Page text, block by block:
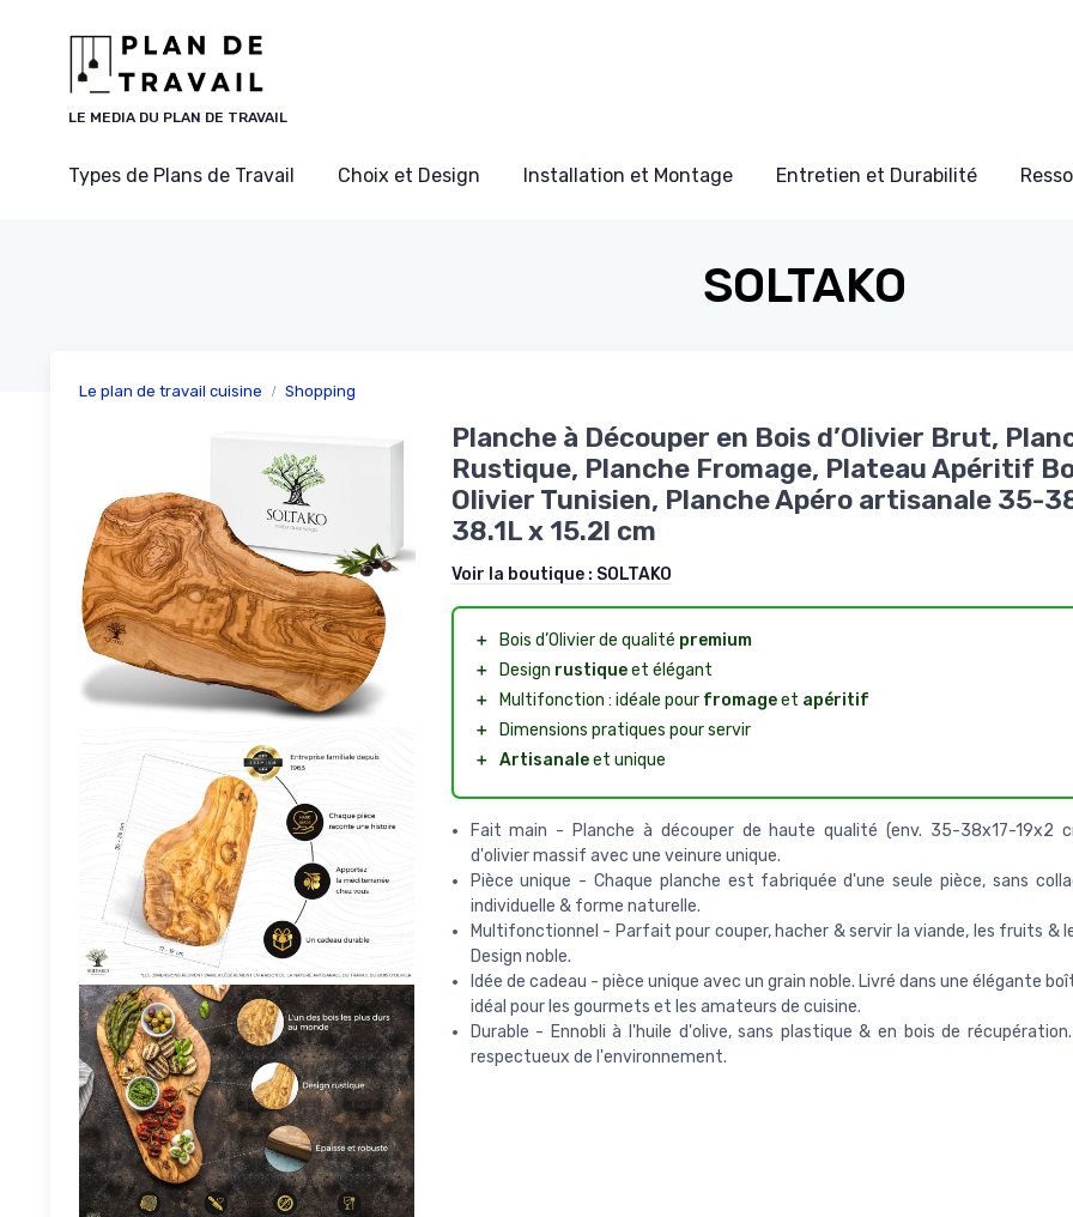
LE MEDIA DU PLAN DE TRAVAIL
Types de Plans de Travail Choix et Design Installation et Montage Entretien et Durabilité
SOLTAKO
Le plan de travail cuisine Shopping
Planche à Découper en Bois d’Olivier Brut,
Rustique, Planche Fromage, Plateau Apéritif
Olivier Tunisien, Planche Apéro artisanale 35-
38.1L x 15.2l cm
Voir la boutique : SOLTAKO
＋ Bois d’Olivier de qualité premium
＋
Design rustiqueet élégant
＋
Multifonction : idéale pour fromageet apéritif
＋
Dimensions pratiques pour servir
＋ Artisanaleet unique
Fait main - Planche à découper de haute qualité (env. 35-38x17-19x2
d'olivier massif avec une veinure unique.
Pièce unique - Chaque planche est fabriquée d'une seule pièce, sans
individuelle & forme naturelle.
Multifonctionnel - Parfait pour couper, hacher & servir la viande, les fruits &
Design noble.
Idée de cadeau - pièce unique avec un grain noble. Livré dans une élégante
idéal pour les gourmets et les amateurs de cuisine.
Durable - Ennobli à l'huile d'olive, sans plastique & en bois de
respectueux de l'environnement.